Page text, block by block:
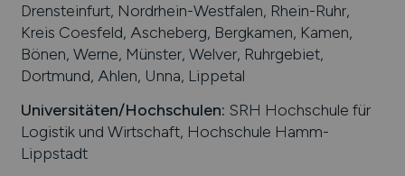
Drensteinfurt, Nordrhein-Westfalen, Rhein-Ruhr,
Kreis Coesfeld, Ascheberg, Bergkamen, Kamen,
Bönen, Werne, Münster, Welver, Ruhrgebiet,
Dortmund, Ahlen, Unna, Lippetal
Universitäten/Hochschulen: SRH Hochschule für
Logistik und Wirtschaft, Hochschule Hamm-
Lippstadt